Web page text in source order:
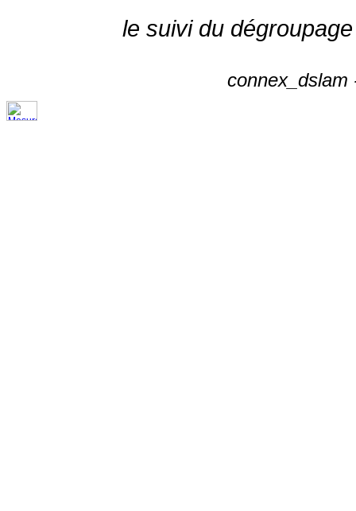
le suivi du
connex_dslam